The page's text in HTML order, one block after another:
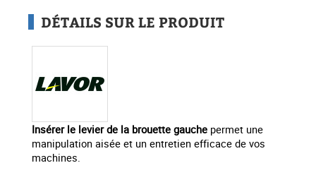
DÉTAILS SUR LE PRODUIT
Insérer le levier de la brouette gauche permet une
manipulation aisée et un entretien efficace de vos
machines.